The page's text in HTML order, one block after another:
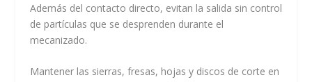
Además del contacto directo, evitan la salida sin control
de partículas que se desprenden durante el
mecanizado.
Mantener las sierras, fresas, hojas y discos de corte en